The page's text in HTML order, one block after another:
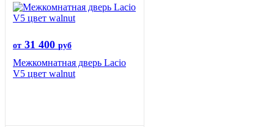
от 31 400 руб
Межкомнатная дверь Lacio
V5 цвет walnut